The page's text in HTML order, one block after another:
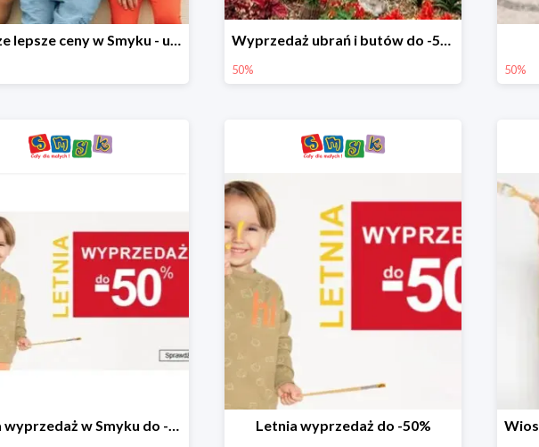
Jeszcze lepsze ceny w Smyku - ubrania i buty do -70% Wyprzedaż ubrań i butów do -50%
50% 50%
Letnia wyprzedaż w Smyku do -50% Letnia wyprzedaż do -50%